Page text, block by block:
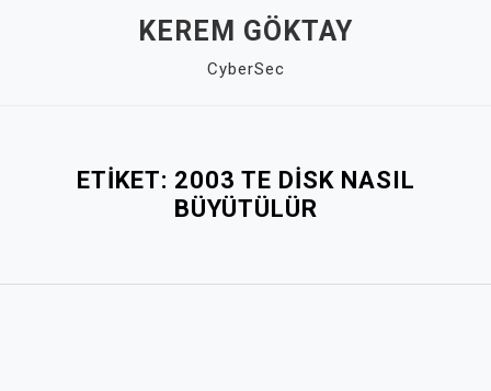
KEREM GÖKTAY
CyberSec
ETIKET: 2003 TE DISK NASIL
BÜYÜTÜLÜR